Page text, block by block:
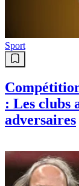
Sport
: Les clubs
adversaires